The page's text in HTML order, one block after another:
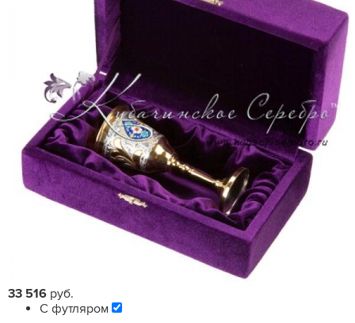
33 516 руб.
С футляром